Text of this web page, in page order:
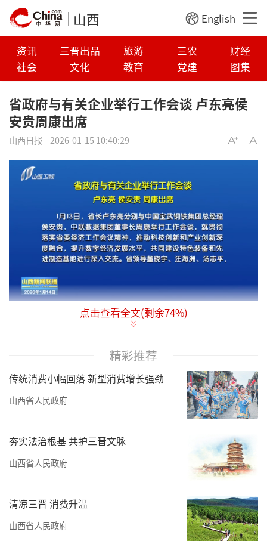
山西 English
资讯 三晋出品 旅游 三农
财经
社会
文化 教育 党建 图集
省政府与有关企业举行工作会谈 卢东亮侯
安贵周康出席
山西日报 2026-01-15 10:40:29
1月13日，省长卢东亮分别与中国宝武钢铁
举行工作会谈，就贯彻落实省委经济工作会议
精神，推动科技创新和产业创新深度融合，提
升数字经济发展水平，共同建设特色装备和先
进制造基地进行深入交流。省领导董晓宇、汪
海洲、汤志平，中国宝武副总经理高建兵、费
鹏，中联数据高级副总裁马超等参加有关活
卢东亮指出，“十五五”时期，山西坚决
扛牢习近平总书记和党中央赋予的重大使命任
点击查看全文(剩余74%)
精彩推荐
传统消费小幅回落 新型消费增长强劲
山西省人民政府
夯实法治根基 共护三晋文脉
山西省人民政府
清凉三晋 消费升温
山西省人民政府